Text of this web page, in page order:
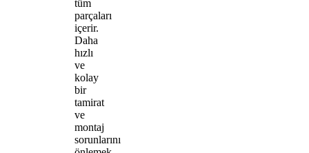
tüm
parçaları
içerir.
Daha
hızlı
ve
kolay
bir
tamirat
ve
montaj
sorunlarını